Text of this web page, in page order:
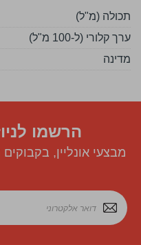
תכולה (מ"ל)
ערך קלורי (ל-100 מ"ל)
מדינה
הרשמו
מבצעי אונליין,